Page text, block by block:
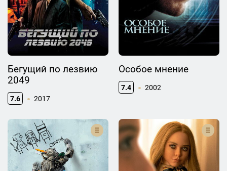
Бегущий по лезвию
2049
7.6 2017
Особое мнение
7.4 2002